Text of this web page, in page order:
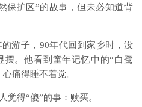
保护区”的故事，但未必知道背
游子，90年代回到家乡时，没
。他看到童年记忆中的“白鹭
痛得睡不着觉。
觉得“傻”的事：赎买。